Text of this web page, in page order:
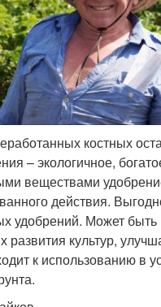
костных
– экологичное,
веществами
действия.
удобрений. Может быть
развития культур,
к использованию в